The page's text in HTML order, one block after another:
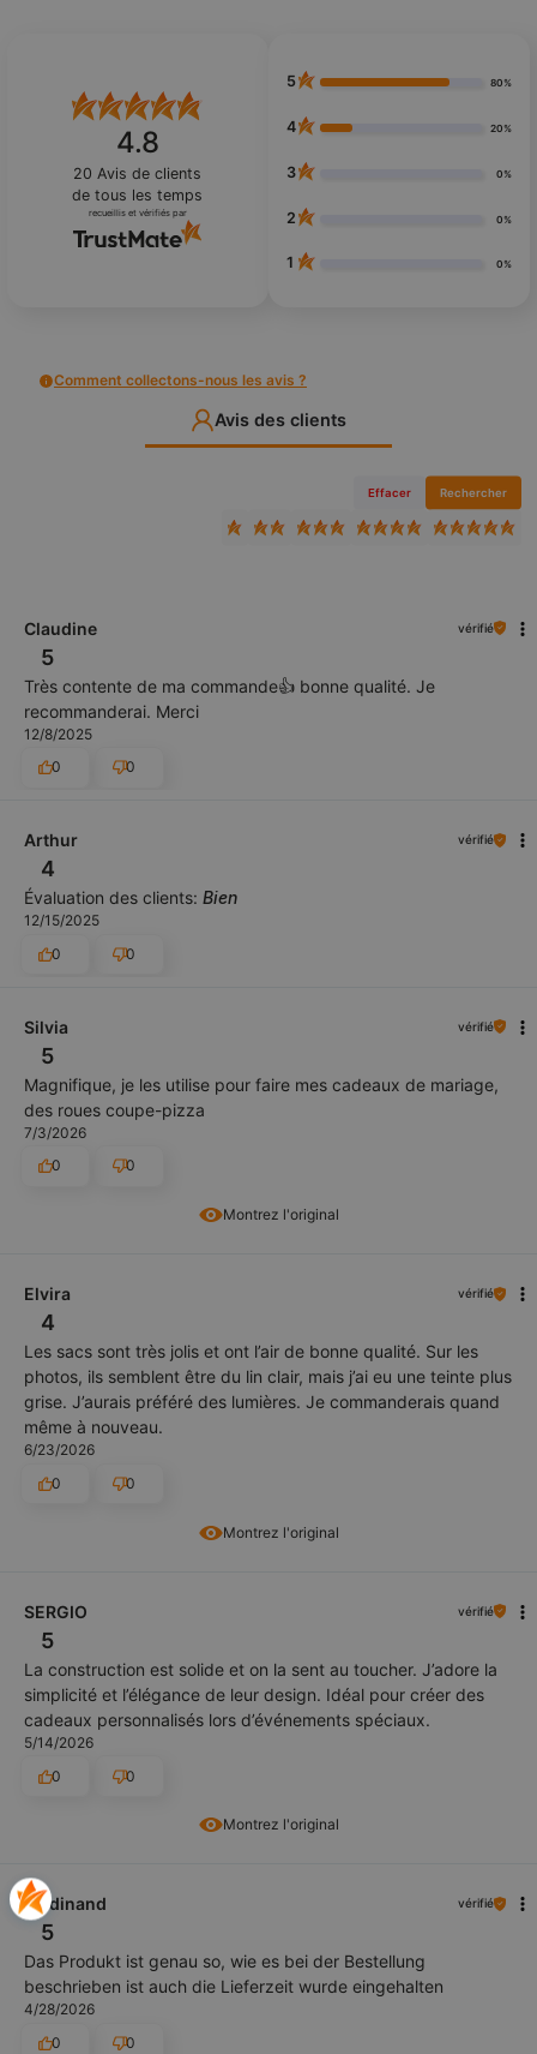
4.8
20 Avis de clients
de tous les temps
recueillis et vérifiés par
5 80%
4 20%
3 0%
2 0%
1 0%
Comment collectons-nous les avis ?
Avis des clients
Effacer Rechercher
Claudine vérifié
5
Très contente de ma commande👍️ bonne qualité. Je
recommanderai. Merci
12/8/2025
0
0
Arthur vérifié
4
Évaluation des clients: Bien
12/15/2025
0
0
Montrez l'original
Silvia vérifié
5
Magnifique, je les utilise pour faire mes cadeaux de mariage,
des roues coupe-pizza
7/3/2026
0
0
Montrez l'original
Elvira vérifié
4
Les sacs sont très jolis et ont l’air de bonne qualité. Sur les
photos, ils semblent être du lin clair, mais j’ai eu une teinte plus
grise. J’aurais préféré des lumières. Je commanderais quand
même à nouveau.
6/23/2026
0
0
Montrez l'original
SERGIO vérifié
5
La construction est solide et on la sent au toucher. J’adore la
simplicité et l’élégance de leur design. Idéal pour créer des
cadeaux personnalisés lors d’événements spéciaux.
5/14/2026
0
0
Ferdinand vérifié
5
Das Produkt ist genau so, wie es bei der Bestellung
beschrieben ist auch die Lieferzeit wurde eingehalten
4/28/2026
0
0